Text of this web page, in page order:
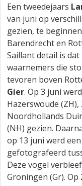
Een tweedejaars
van juni op
gezien, te
Barendrecht en
Saillant detail is
waarnemers die
tevoren boven
Gier. Op 3 juni
Hazerswoude
Noordhollands
(NH) gezien.
op 13 juni werd
gefotografeerd
Deze vogel
Groningen (Gr).